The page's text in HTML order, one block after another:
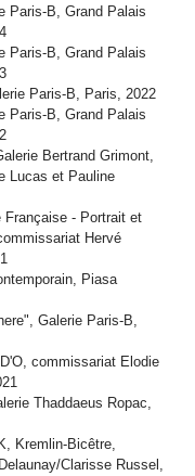
Paris-B, Grand Palais
Paris-B, Grand Palais
Paris-B, Paris, 2022
Paris-B, Grand Palais
Bertrand Grimont,
Lucas et Pauline
- Portrait et
Hervé
Piasa
, Galerie Paris-B,
commissariat Elodie
Thaddaeus Ropac,
Kremlin-Bicêtre,
Clarisse Russel,